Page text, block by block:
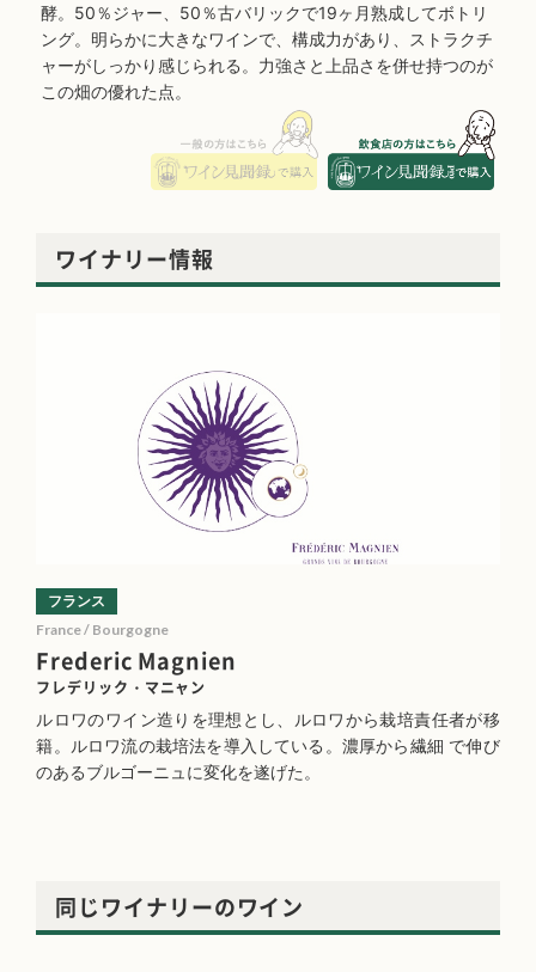
酵。50％ジャー、50％古バリックで19ヶ月熟成してボトリ
ング。明らかに大きなワインで、構成力があり、ストラクチ
ャーがしっかり感じられる。力強さと上品さを併せ持つのが
この畑の優れた点。
ワイナリー情報
Frederic Magnien
フレデリック・マニャン
フランス
France / Bourgogne
ルロワのワイン造りを理想とし、ルロワから栽培責任者が移
籍。ルロワ流の栽培法を導入している。濃厚から繊細 で伸び
のあるブルゴーニュに変化を遂げた。
同じワイナリーのワイン